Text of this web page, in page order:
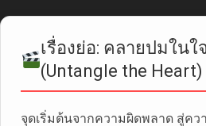
เรื่องย่อ: คลายปมใน
(Untangle the Heart)
จุดเริ่มต้นจากความผิดพลาด สู่คว